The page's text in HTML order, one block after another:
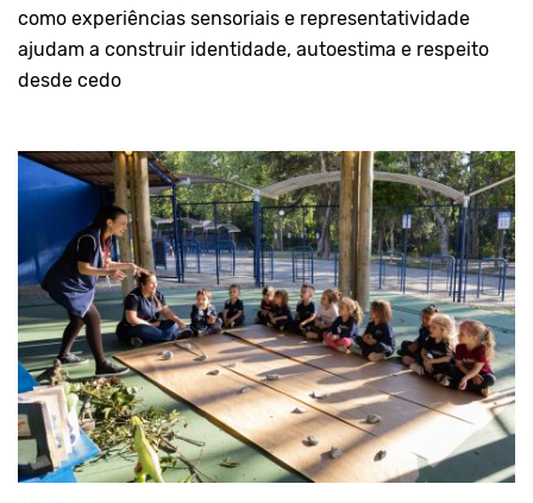
como experiências sensoriais e representatividade
ajudam a construir identidade, autoestima e respeito
desde cedo